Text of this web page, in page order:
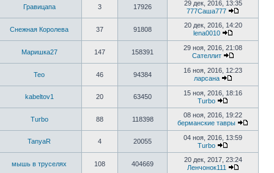
Гравицапа 3 17926
29 дек, 2016, 13:35
777Саша777
Снежная Королева 37 91808
20 дек, 2016, 14:20
lena0010
Маришка27 147 158391
29 ноя, 2016, 21:08
Сателлит
Тео 46 94384
16 ноя, 2016, 12:23
ларсана
kabeltov1 20 63450
15 ноя, 2016, 18:16
Turbo
Turbo 88 118398
08 ноя, 2016, 19:22
берманские тавры
TanyaR 4 20055
04 ноя, 2016, 13:59
Turbo
мышь в труселях 108 404669
20 дек, 2017, 23:24
Ленчонок111